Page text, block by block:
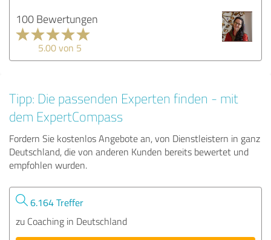
100 Bewertungen
5.00 von 5
Tipp: Die passenden Experten finden - mit
dem ExpertCompass
Fordern Sie kostenlos Angebote an, von Dienstleistern in ganz
Deutschland, die von anderen Kunden bereits bewertet und
empfohlen wurden.
6.164 Treffer
zu Coaching in Deutschland